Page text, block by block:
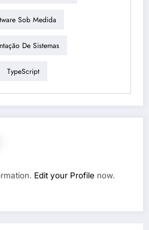
Sob Medida
De Sistemas
TypeScript
Edit your Profile now.